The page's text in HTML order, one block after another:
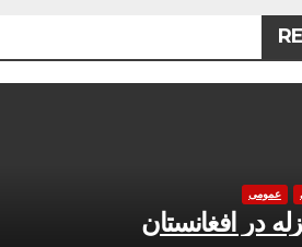
عمومی
در افغانستان